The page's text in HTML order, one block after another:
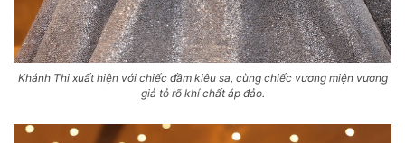
Khánh Thi xuất hiện với chiếc đầm kiêu sa, cùng chiếc vương miện vương
giả tỏ rõ khí chất áp đảo.